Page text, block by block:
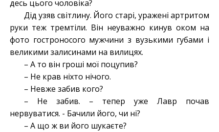
десь цього чоловіка?
Дід узяв світлину. Його старі, уражені артритом
руки теж тремтіли. Він неуважно кинув оком на
фото гостроносого мужчини з вузькими губами і
великими залисинами на вилицях.
– А то він гроші мої поцупив?
– Не крав ніхто нічого.
– Невже забив кого?
– Не забив. – тепер уже Лавр почав
нервуватися. - Бачили його, чи ні?
– А що ж ви його шукаєте?